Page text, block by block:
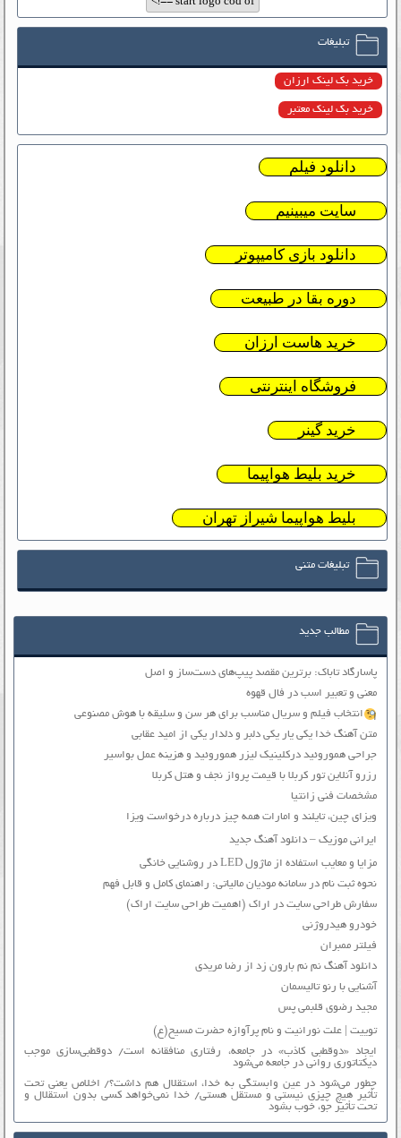
تبلیغات
خرید بک لینک ارزان
خرید بک لینک معتبر
دانلود فیلم
سایت میبینیم
دانلود بازی کامیپوتر
دوره بقا در طبیعت
خرید هاست ارزان
فروشگاه اینترنتی
خرید گینر
خرید بلیط هواپیما
بلیط هواپیما شیراز تهران
تبلیغات متنی
مطالب جدید
پاسارگاد تاباک: برترین مقصد پیپ‌های دست‌ساز و اصل
معنی و تعبیر اسب در فال قهوه
انتخاب فیلم و سریال مناسب برای هر سن و سلیقه با هوش مصنوعی
متن آهنگ خدا یکی یار یکی دلبر و دلدار یکی از امید عقابی
جراحی هموروئید درکلینیک لیزر هموروئید و هزینه عمل بواسیر
رزرو آنلاین تور کربلا با قیمت پرواز نجف و هتل کربلا
مشخصات فنی زانتیا
ویزای چین، تایلند و امارات همه چیز درباره درخواست ویزا
ایرانی موزیک – دانلود آهنگ جدید
مزایا و معایب استفاده از ماژول LED در روشنایی خانگی
نحوه ثبت نام در سامانه مودیان مالیاتی: راهنمای کامل و قابل فهم
سفارش طراحی سایت در اراک (اهمیت طراحی سایت اراک)
خودرو هیدروژنی
فیلتر ممبران
دانلود آهنگ نم نم بارون زد از رضا مریدی
آشنایی با رنو تالیسمان
مجید رضوی قلبمی پس
توییت | علت نورانیت و نام پرآوازه حضرت مسیح(ع)
ایجاد «دوقطبی کاذب» در جامعه، رفتاری منافقانه است/ دوقطبی‌سازی موجب
دیکتاتوری روانی در جامعه می‌شود
چطور می‌شود در عین وابستگی به خدا، استقلال هم داشت؟/ اخلاص یعنی تحت
تأثیر هیچ چیزی نیستی و مستقل هستی/ خدا نمی‌خواهد کسی بدون استقلال و
تحت تأثیر جوّ، خوب بشود